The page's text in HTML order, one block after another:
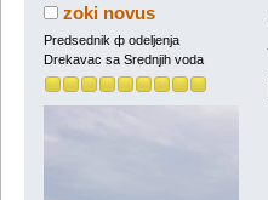
zoki novus
Predsednik ф odeljenja
Drekavac sa Srednjih voda